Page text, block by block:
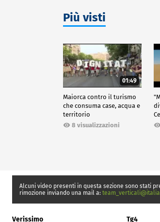
Più visti
01:49
Maiorca contro il turismo
che consuma case, acqua e
territorio
8 visualizzazioni
Alcuni video presenti in questa sezione sono stati
rimozione inviando una mail a:
Verissimo Tg4